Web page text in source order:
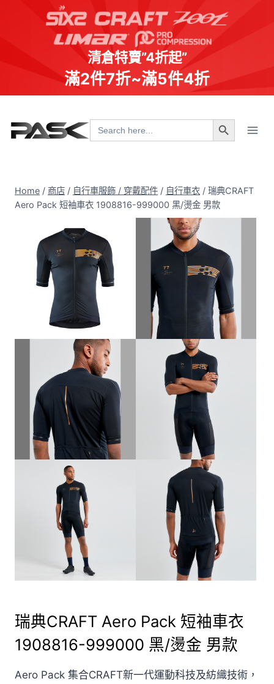
清倉特賣”4折起”
滿2件7折~滿5件4折
content
Search
for:
Search Button
Home / 商店 / 自行車服飾 / 穿戴配件 / 自行車衣 / 瑞典CRAFT
Aero Pack 短袖車衣 1908816-999000 黑/燙金 男款
瑞典CRAFT Aero Pack 短袖車衣
1908816-999000 黑/燙金 男款
Aero Pack 集合CRAFT新一代運動科技及紡織技術，